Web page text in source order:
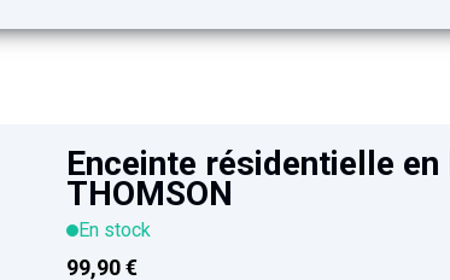
99,90 €
Enceinte résidentielle en
THOMSON
En stock
99,90 €